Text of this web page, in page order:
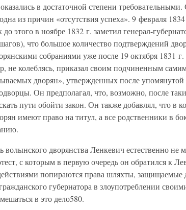
в достаточной степени
из причин «отсутствия успеха». 9 февраля
до этого в ноябре 1832 г. заметил генерал-
что большое количество подтверждений
собраниями уже после 19 октября 1831
не колеблясь, приказал своим подчиненным
дворян», утвержденных после
Он предполагал, что, возможно, после
пути обойти закон. Он также добавлял, что в
имеют право на титул, а все родственники в
волынского дворянства Ленкевич естественно не
с которым в первую очередь он обратился к
попираются права шляхты, защищаемые
губернатора в злоупотреблении
в это дело580.